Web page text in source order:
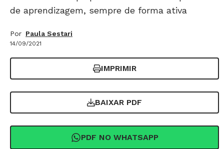
de aprendizagem, sempre de forma ativa
Por Paula Sestari
14/09/2021
IMPRIMIR
BAIXAR PDF
PDF NO WHATSAPP